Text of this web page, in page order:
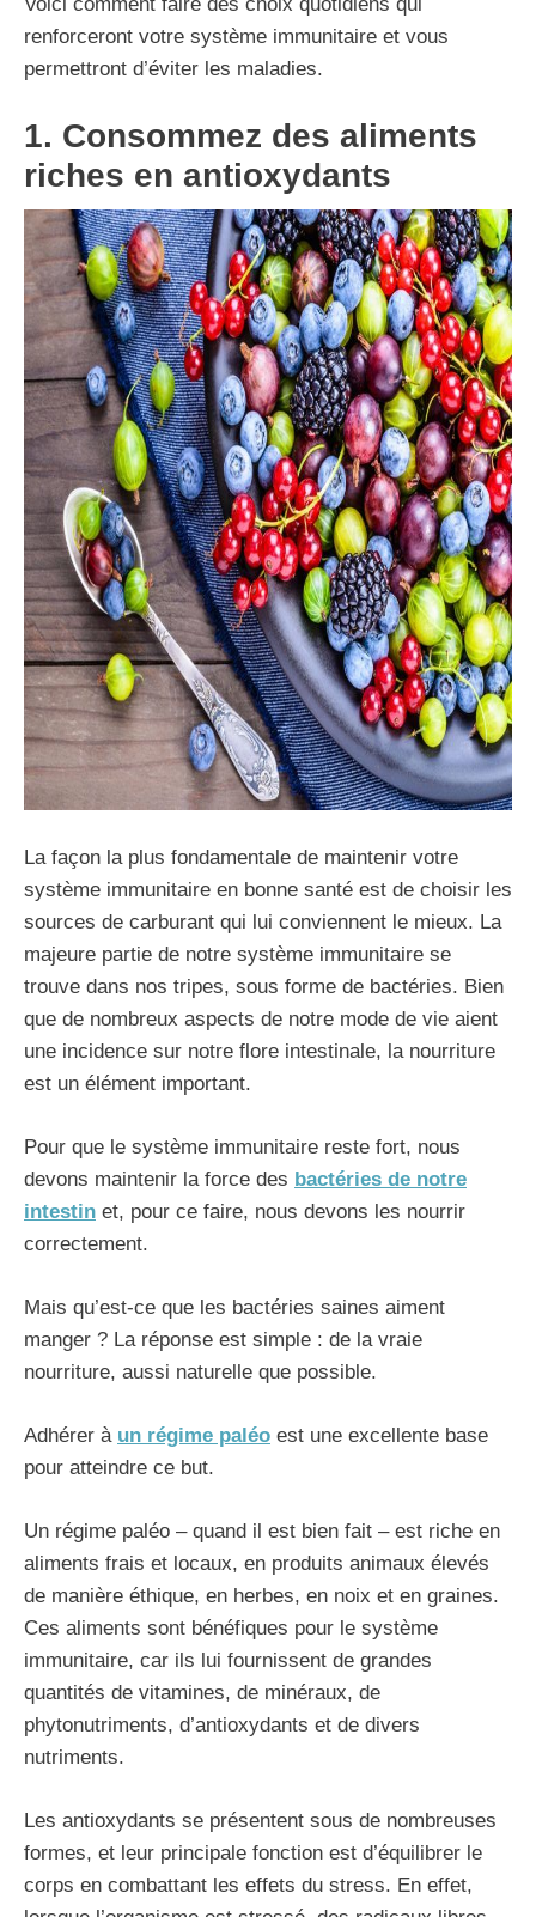
renforceront votre système immunitaire et vous
permettront d’éviter les maladies.
1. Consommez des aliments
riches en antioxydants
La façon la plus fondamentale de maintenir votre
système immunitaire en bonne santé est de choisir les
sources de carburant qui lui conviennent le mieux. La
majeure partie de notre système immunitaire se
trouve dans nos tripes, sous forme de bactéries. Bien
que de nombreux aspects de notre mode de vie aient
une incidence sur notre flore intestinale, la nourriture
est un élément important.
Pour que le système immunitaire reste fort, nous
devons maintenir la force des bactéries de notre
intestin et, pour ce faire, nous devons les nourrir
correctement.
Mais qu’est-ce que les bactéries saines aiment
manger ? La réponse est simple : de la vraie
nourriture, aussi naturelle que possible.
Adhérer à un régime paléo est une excellente base
pour atteindre ce but.
Un régime paléo – quand il est bien fait – est riche en
aliments frais et locaux, en produits animaux élevés
de manière éthique, en herbes, en noix et en graines.
Ces aliments sont bénéfiques pour le système
immunitaire, car ils lui fournissent de grandes
quantités de vitamines, de minéraux, de
phytonutriments, d’antioxydants et de divers
nutriments.
Les antioxydants se présentent sous de nombreuses
formes, et leur principale fonction est d’équilibrer le
corps en combattant les effets du stress. En effet,